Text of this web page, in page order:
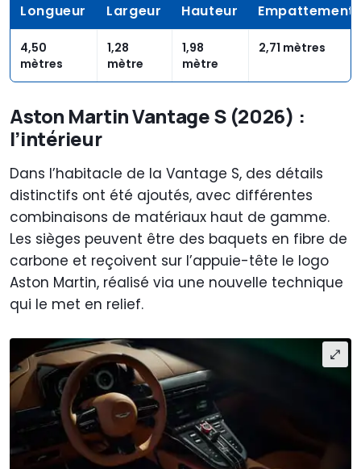
Longueur Largeur Hauteur Empattement
4,50
mètres
1,28
mètre
1,98
mètre
2,71 mètres
Aston Martin Vantage S (2026) :
l’intérieur
Dans l’habitacle de la Vantage S, des détails
distinctifs ont été ajoutés, avec différentes
combinaisons de matériaux haut de gamme.
Les sièges peuvent être des baquets en fibre de
carbone et reçoivent sur l’appuie-tête le logo
Aston Martin, réalisé via une nouvelle technique
qui le met en relief.